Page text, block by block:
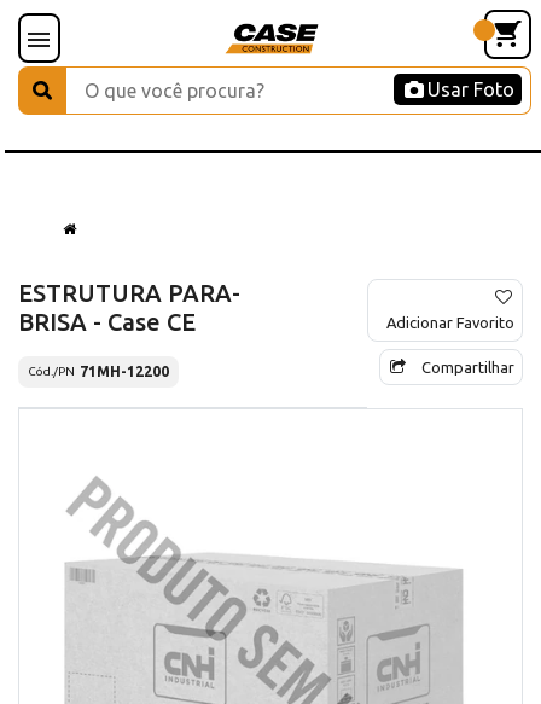
Usar Foto
ESTRUTURA PARA-
BRISA - Case CE
Cód./PN 71MH-12200
Adicionar Favorito
Compartilhar